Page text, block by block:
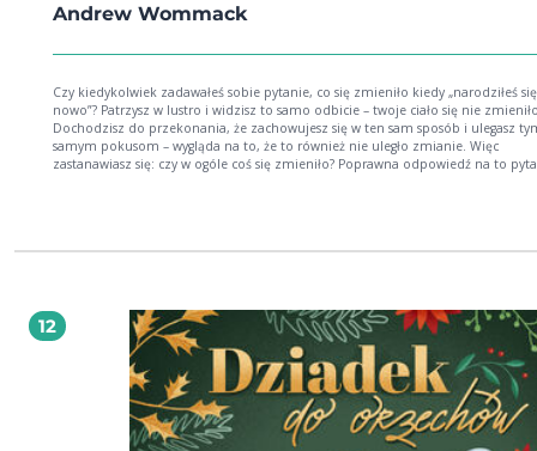
Andrew Wommack
Czy kiedykolwiek zadawałeś sobie pytanie, co się zmieniło kiedy „narodziłeś
nowo”? Patrzysz w lustro i widzisz to samo odbicie – twoje ciało się nie
Dochodzisz do przekonania, że zachowujesz się w ten sam sposób i ulegasz
samym pokusom – wygląda na to, że to również nie uległo zmianie. Więc
zastanawiasz się: czy w ogóle coś się zmieniło? Poprawna odpowiedź na to
pomoże ci wyeliminować te i inne pełne wątpliwości pytania, które niszczą
ostatnie czterdzieści lat dociera do milionów ludzi poprzez codzienny
radiowy i telewizyjny „Gospel Truth” (Prawda Ewangelii) oraz szkołę Charis Bible
College, której filie znajdują się na całym świecie, w tym również w Polsce, w
12